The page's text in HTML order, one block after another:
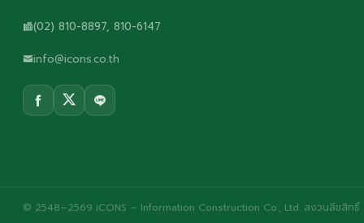
(02) 810-8897, 810-6147
info@icons.co.th
© 2548–2569 iCONS – Information Construction Co., Ltd. สงวนลิขสิทธิ์